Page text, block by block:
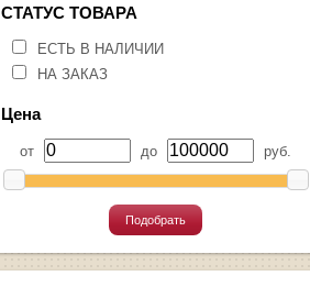
СТАТУС ТОВАРА
ЕСТЬ В НАЛИЧИИ
НА ЗАКАЗ
Цена
от до руб.
Подобрать